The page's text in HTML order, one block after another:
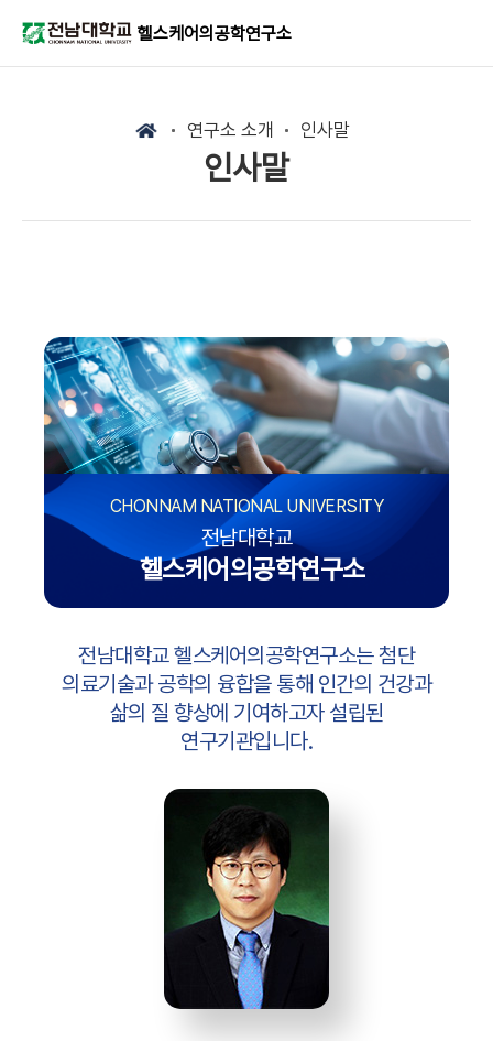
헬스케어의공학연구소
연구소 소개 인사말
인사말
CHONNAM NATIONAL UNIVERSITY
전남대학교
헬스케어의공학연구소
전남대학교 헬스케어의공학연구소는 첨단
의료기술과 공학의 융합을 통해 인간의 건강과
삶의 질 향상에 기여하고자 설립된
연구기관입니다.